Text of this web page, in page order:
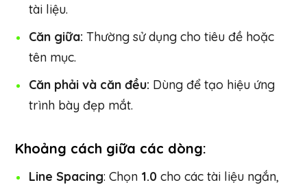
tài liệu.
Căn giữa: Thường sử dụng cho tiêu đề hoặc
tên mục.
Căn phải và căn đều: Dùng để tạo hiệu ứng
trình bày đẹp mắt.
Khoảng cách giữa các dòng:
Line Spacing: Chọn 1.0 cho các tài liệu ngắn,